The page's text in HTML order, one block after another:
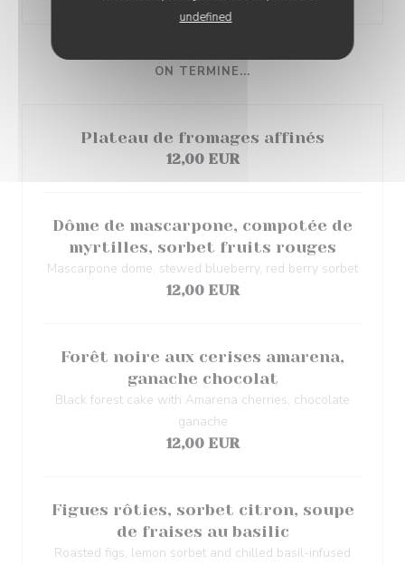
undefined
ON TERMINE...
Plateau de fromages affinés
12,00 EUR
Dôme de mascarpone, compotée de
myrtilles, sorbet fruits rouges
Mascarpone dome, stewed blueberry, red berry sorbet
12,00 EUR
Forêt noire aux cerises amarena,
ganache chocolat
Black forest cake with Amarena cherries, chocolate
ganache
12,00 EUR
Figues rôties, sorbet citron, soupe
de fraises au basilic
Roasted figs, lemon sorbet and chilled basil-infused